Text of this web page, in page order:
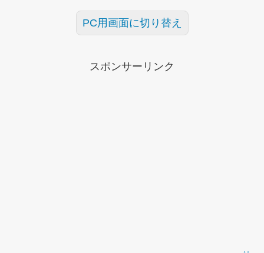
PC用画面に切り替え
スポンサーリンク